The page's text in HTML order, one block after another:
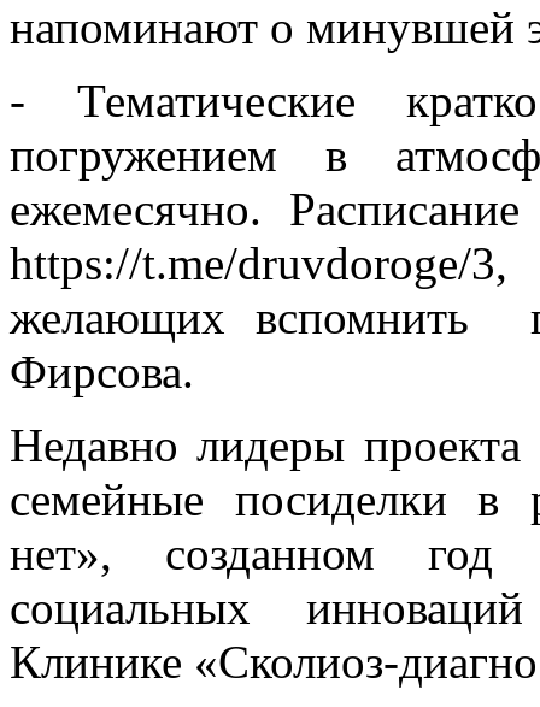
напоминают о минувшей
- Тематические
погружением в
ежемесячно.
https://t.me/
желающих вспомнить
Фирсова.
Недавно лидеры
семейные посиделки в
нет», созданном год
социальных
Клинике «Сколиоз-